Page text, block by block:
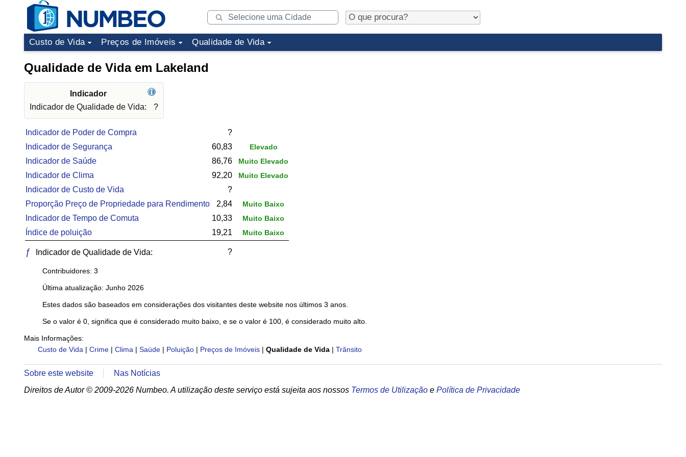
Custo de Vida Preços de Imóveis Qualidade de Vida
Qualidade de Vida em Lakeland
Indicador
Indicador de Qualidade de Vida:
?
Indicador de Poder de Compra
?
Indicador de Segurança
60,83 Elevado
Indicador de Saúde 86,76 Muito Elevado
Indicador de Clima 92,20 Muito Elevado
Indicador de Custo de Vida
?
Proporção Preço de Propriedade para Rendimento
2,84 Muito Baixo
Indicador de Tempo de Comuta 10,33 Muito Baixo
Índice de poluição 19,21 Muito Baixo
ƒ Indicador de Qualidade de Vida: ?
Contribuidores: 3
Última atualização: Junho 2026
Estes dados são baseados em considerações dos visitantes deste website nos últimos 3 anos.
Se o valor é 0, significa que é considerado muito baixo, e se o valor é 100, é considerado muito alto.
Mais Informações:
Custo de Vida | Crime | Clima | Saúde | Poluição | Preços de Imóveis | Qualidade de Vida | Trânsito
Sobre este website
Nas Notícias
Direitos de Autor © 2009-2026 Numbeo. A utilização deste serviço está sujeita aos nossos Termos de Utilização e Política de Privacidade